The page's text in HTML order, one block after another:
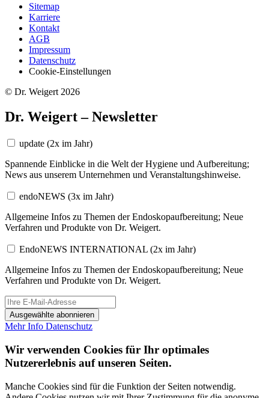
Sitemap
Karriere
Kontakt
AGB
Impressum
Datenschutz
Cookie-Einstellungen
© Dr. Weigert 2026
Dr. Weigert – Newsletter
update (2x im Jahr)
Spannende Einblicke in die Welt der Hygiene und Aufbereitung;
News aus unserem Unternehmen und Veranstaltungshinweise.
endoNEWS (3x im Jahr)
Allgemeine Infos zu Themen der Endoskopaufbereitung; Neue
Verfahren und Produkte von Dr. Weigert.
EndoNEWS INTERNATIONAL (2x im Jahr)
Allgemeine Infos zu Themen der Endoskopaufbereitung; Neue
Verfahren und Produkte von Dr. Weigert.
Ausgewählte abonnieren
Mehr Info Datenschutz
Wir verwenden Cookies für Ihr optimales
Nutzererlebnis auf unseren Seiten.
Manche Cookies sind für die Funktion der Seiten notwendig.